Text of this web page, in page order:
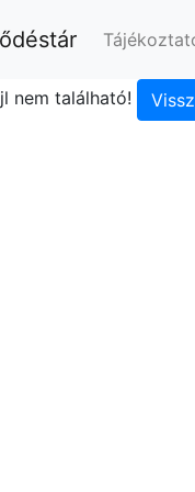
nem található!